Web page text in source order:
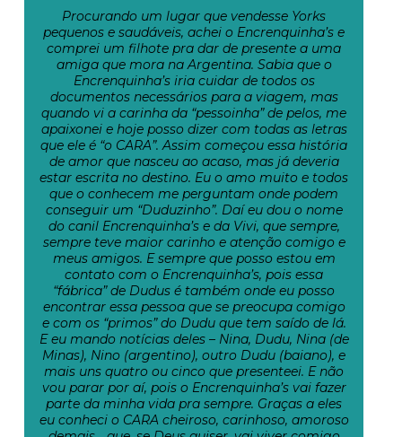
Procurando um lugar que vendesse Yorks
pequenos e saudáveis, achei o Encrenquinha’s e
comprei um filhote pra dar de presente a uma
amiga que mora na Argentina. Sabia que o
Encrenquinha’s iria cuidar de todos os
documentos necessários para a viagem, mas
quando vi a carinha da “pessoinha” de pelos, me
apaixonei e hoje posso dizer com todas as letras
que ele é “o CARA”. Assim começou essa história
de amor que nasceu ao acaso, mas já deveria
estar escrita no destino. Eu o amo muito e todos
que o conhecem me perguntam onde podem
conseguir um “Duduzinho”. Daí eu dou o nome
do canil Encrenquinha’s e da Vivi, que sempre,
sempre teve maior carinho e atenção comigo e
meus amigos. E sempre que posso estou em
contato com o Encrenquinha’s, pois essa
“fábrica” de Dudus é também onde eu posso
encontrar essa pessoa que se preocupa comigo
e com os “primos” do Dudu que tem saído de lá.
E eu mando notícias deles – Nina, Dudu, Nina (de
Minas), Nino (argentino), outro Dudu (baiano), e
mais uns quatro ou cinco que presenteei. E não
vou parar por aí, pois o Encrenquinha’s vai fazer
parte da minha vida pra sempre. Graças a eles
eu conheci o CARA cheiroso, carinhoso, amoroso